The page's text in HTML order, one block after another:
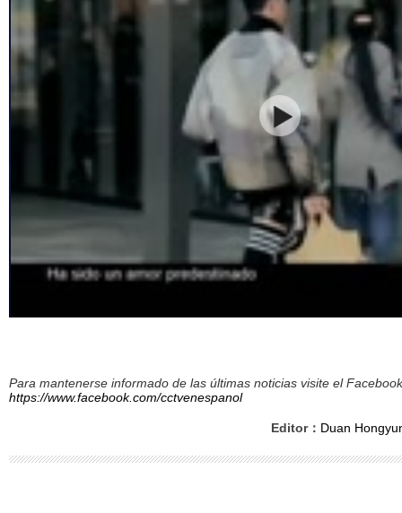
Para mantenerse informado de las últimas noticias visite el
https://www.facebook.com/cctvenespanol
Editor： Duan